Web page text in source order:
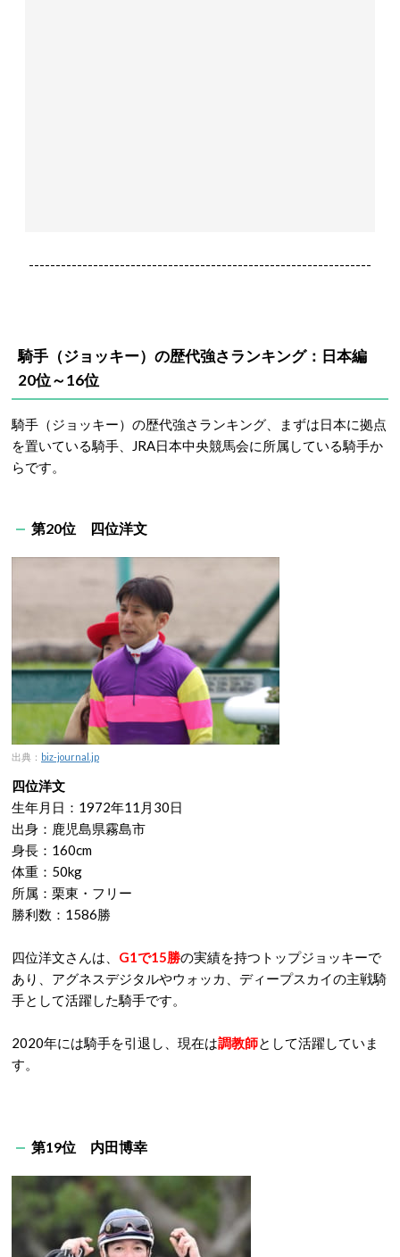
----------------------------------------------------------------
騎手（ジョッキー）の歴代強さランキング：日本編
20位～16位
騎手（ジョッキー）の歴代強さランキング、まずは日本に拠点
を置いている騎手、JRA日本中央競馬会に所属している騎手か
らです。
第20位 四位洋文
出典： biz-journal.jp
四位洋文
生年月日：1972年11月30日
出身：鹿児島県霧島市
身長：160cm
体重：50kg
所属：栗東・フリー
勝利数：1586勝
四位洋文さんは、 G1で15勝の実績を持つトップジョッキーで
あり、アグネスデジタルやウォッカ、ディープスカイの主戦騎
手として活躍した騎手です。
2020年には騎手を引退し、現在は調教師として活躍していま
す。
第19位 内田博幸